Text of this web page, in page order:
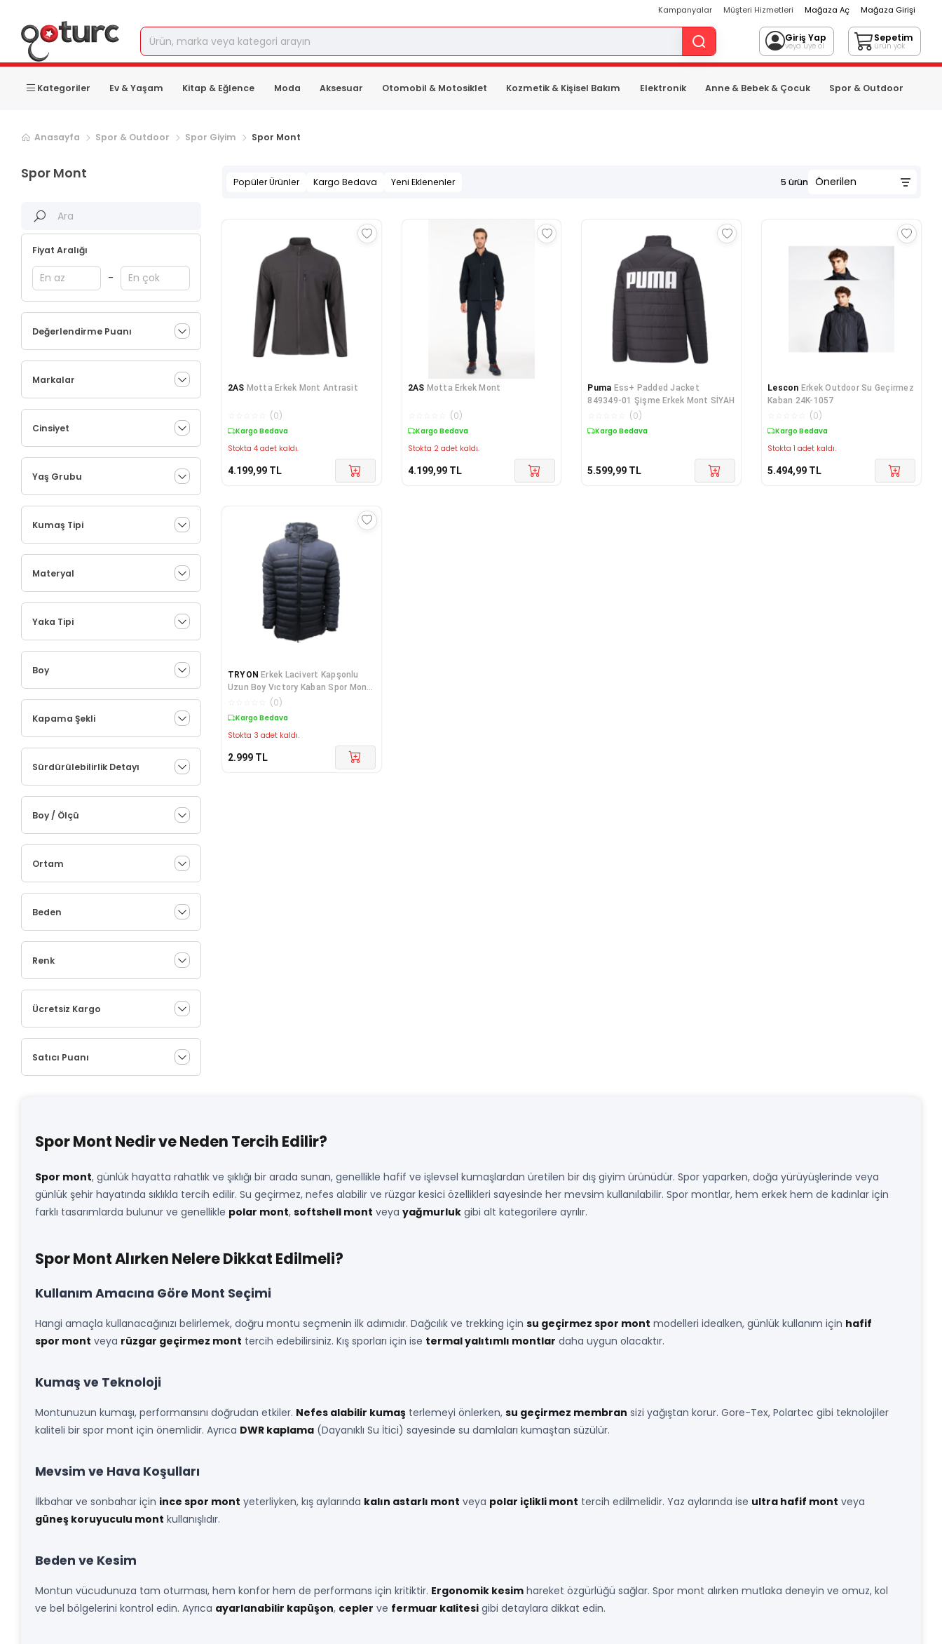
Kampanyalar Müşteri Hizmetleri Mağaza Aç Mağaza Girişi
Giriş Yap
veya üye ol
Sepetim
ürün yok
Kategoriler Ev & Yaşam Kitap & Eğlence Moda Aksesuar Otomobil & Motosiklet Kozmetik & Kişisel Bakım Elektronik Anne & Bebek & Çocuk Spor & Outdoor
Anasayfa Spor & Outdoor Spor Giyim Spor Mont
Spor Mont
Fiyat Aralığı
-
Değerlendirme Puanı
Markalar
Cinsiyet
Yaş Grubu
Kumaş Tipi
Materyal
Yaka Tipi
Boy
Kapama Şekli
Sürdürülebilirlik Detayı
Boy / Ölçü
Ortam
Beden
Renk
Ücretsiz Kargo
Satıcı Puanı
Popüler Ürünler Kargo Bedava Yeni Eklenenler 5 ürün
2AS Motta Erkek Mont Antrasit
(0)
Kargo Bedava
Stokta 4 adet kaldı.
4.199,99 TL
2AS Motta Erkek Mont
(0)
Kargo Bedava
Stokta 2 adet kaldı.
4.199,99 TL
Puma Ess+ Padded Jacket
849349-01 Şişme Erkek Mont SİYAH
(0)
Kargo Bedava
5.599,99 TL
Lescon Erkek Outdoor Su Geçirmez
Kaban 24K-1057
(0)
Kargo Bedava
Stokta 1 adet kaldı.
5.494,99 TL
TRYON Erkek Lacivert Kapşonlu
Uzun Boy Vıctory Kaban Spor Mont
Vo1018031(0)
Kargo Bedava
Stokta 3 adet kaldı.
2.999 TL
Spor Mont Nedir ve Neden Tercih Edilir?
Spor mont, günlük hayatta rahatlık ve şıklığı bir arada sunan, genellikle hafif ve işlevsel kumaşlardan üretilen bir dış giyim ürünüdür. Spor yaparken, doğa yürüyüşlerinde veya
günlük şehir hayatında sıklıkla tercih edilir. Su geçirmez, nefes alabilir ve rüzgar kesici özellikleri sayesinde her mevsim kullanılabilir. Spor montlar, hem erkek hem de kadınlar için
farklı tasarımlarda bulunur ve genellikle polar mont, softshell mont veya yağmurluk gibi alt kategorilere ayrılır.
Spor Mont Alırken Nelere Dikkat Edilmeli?
Kullanım Amacına Göre Mont Seçimi
Hangi amaçla kullanacağınızı belirlemek, doğru montu seçmenin ilk adımıdır. Dağcılık ve trekking için su geçirmez spor mont modelleri idealken, günlük kullanım için hafif
spor mont veya rüzgar geçirmez mont tercih edebilirsiniz. Kış sporları için ise termal yalıtımlı montlar daha uygun olacaktır.
Kumaş ve Teknoloji
Montunuzun kumaşı, performansını doğrudan etkiler. Nefes alabilir kumaş terlemeyi önlerken, su geçirmez membran sizi yağıştan korur. Gore-Tex, Polartec gibi teknolojiler
kaliteli bir spor mont için önemlidir. Ayrıca DWR kaplama (Dayanıklı Su İtici) sayesinde su damlaları kumaştan süzülür.
Mevsim ve Hava Koşulları
İlkbahar ve sonbahar için ince spor mont yeterliyken, kış aylarında kalın astarlı mont veya polar içlikli mont tercih edilmelidir. Yaz aylarında ise ultra hafif mont veya
güneş koruyuculu mont kullanışlıdır.
Beden ve Kesim
Montun vücudunuza tam oturması, hem konfor hem de performans için kritiktir. Ergonomik kesim hareket özgürlüğü sağlar. Spor mont alırken mutlaka deneyin ve omuz, kol
ve bel bölgelerini kontrol edin. Ayrıca ayarlanabilir kapüşon, cepler ve fermuar kalitesi gibi detaylara dikkat edin.